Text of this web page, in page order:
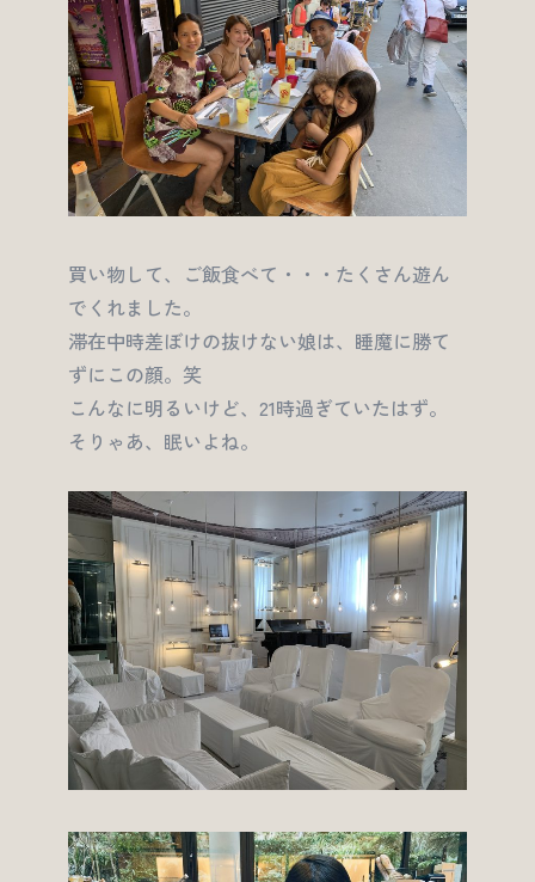
買い物して、ご飯食べて・・・たくさん遊ん
でくれました。
滞在中時差ぼけの抜けない娘は、睡魔に勝て
ずにこの顔。笑
こんなに明るいけど、21時過ぎていたはず。
そりゃあ、眠いよね。